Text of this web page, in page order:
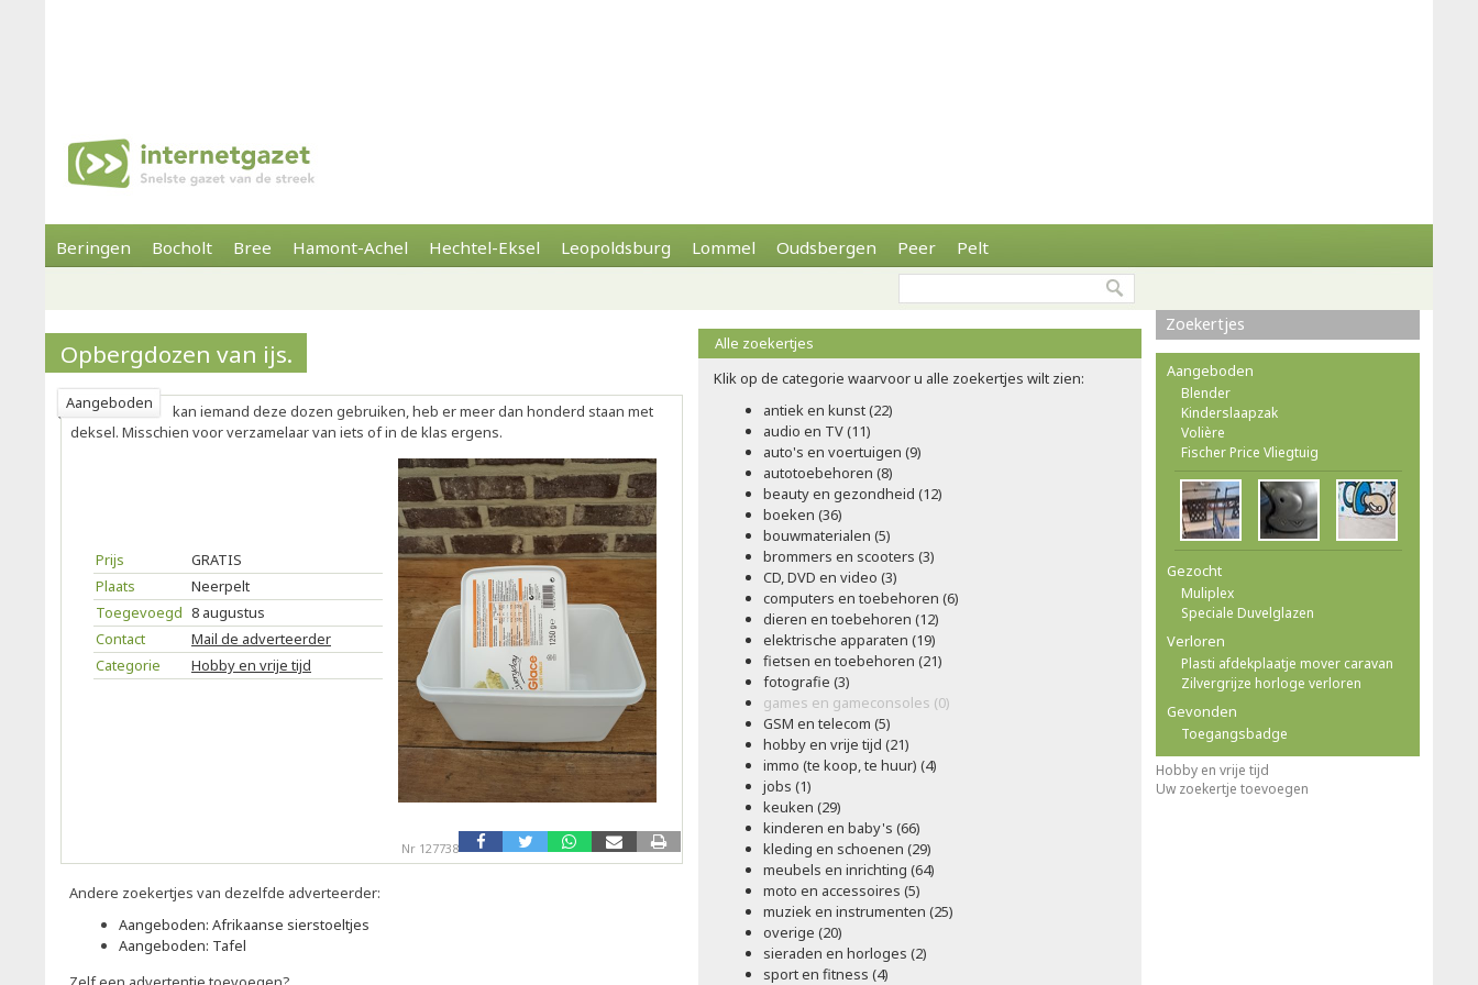
Beringen Bocholt Bree Hamont-Achel Hechtel-Eksel Leopoldsburg Lommel Oudsbergen Peer Pelt
Opbergdozen van ijs.
Aangeboden
kan iemand deze dozen gebruiken, heb er meer dan honderd staan met
deksel. Misschien voor verzamelaar van iets of in de klas ergens.
Prijs
GRATIS
Plaats
Neerpelt
Toegevoegd 8 augustus
Contact
Mail de adverteerder
Categorie
Hobby en vrije tijd
Nr 127738
Andere zoekertjes van dezelfde adverteerder:
Aangeboden: Afrikaanse sierstoeltjes
Aangeboden: Tafel
Alle zoekertjes
Klik op de categorie waarvoor u alle zoekertjes wilt zien:
antiek en kunst (22)
audio en TV (11)
auto's en voertuigen (9)
autotoebehoren (8)
beauty en gezondheid (12)
boeken (36)
bouwmaterialen (5)
brommers en scooters (3)
CD, DVD en video (3)
computers en toebehoren (6)
dieren en toebehoren (12)
elektrische apparaten (19)
fietsen en toebehoren (21)
fotografie (3)
games en gameconsoles (0)
GSM en telecom (5)
hobby en vrije tijd (21)
immo (te koop, te huur) (4)
jobs (1)
keuken (29)
kinderen en baby's (66)
kleding en schoenen (29)
meubels en inrichting (64)
moto en accessoires (5)
muziek en instrumenten (25)
overige (20)
sieraden en horloges (2)
sport en fitness (4)
Zoekertjes
Aangeboden
Blender
Kinderslaapzak
Volière
Fischer Price Vliegtuig
Gezocht
Muliplex
Speciale Duvelglazen
Verloren
Plasti afdekplaatje mover caravan
Zilvergrijze horloge verloren
Gevonden
Toegangsbadge
Hobby en vrije tijd
Uw zoekertje toevoegen